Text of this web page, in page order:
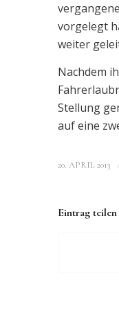
vorgelegt
weiter
Nachdem
Stellung
auf eine
20. APRIL 2013
Eintrag teilen